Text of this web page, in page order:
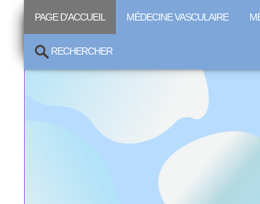
PAGE D'ACCUEIL MÉDECINE VASCULAIRE
RECHERCHER